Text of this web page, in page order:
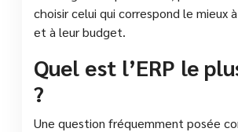
choisir celui qui correspond le mieux
et à leur budget.
Quel est l’ERP le
?
Une question fréquemment posée